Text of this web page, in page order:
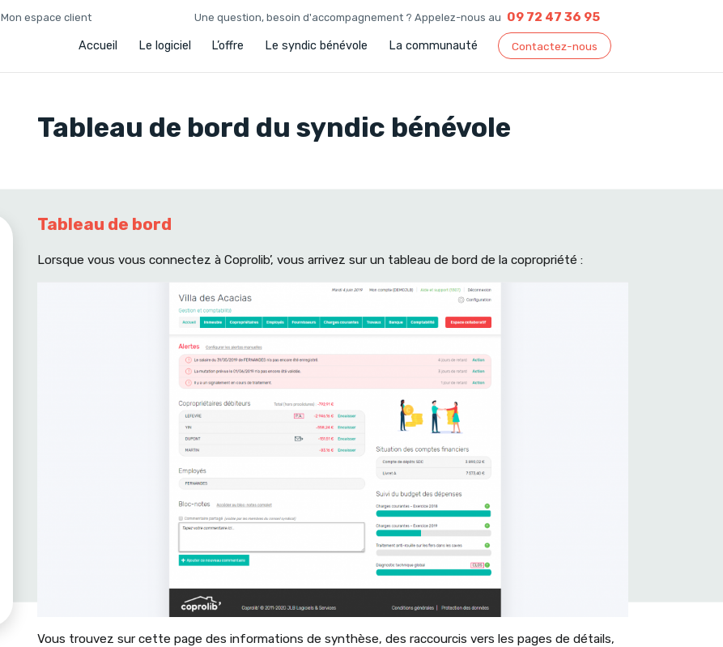
Une question, besoin d'accompagnement ? Appelez-nous au 09 72 47 36 95
Accueil Le logiciel L’offre Le syndic bénévole La communauté Contactez-nous
Mon espace client
Tableau de bord du syndic bénévole
Tableau de bord
Lorsque vous vous connectez à Coprolib’, vous arrivez sur un tableau de bord de la copropriété :
Vous trouvez sur cette page des informations de synthèse, des raccourcis vers les pages de détails,